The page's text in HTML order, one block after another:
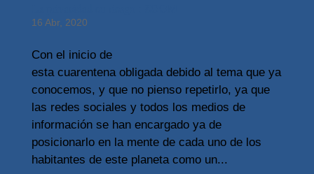
16 Abr, 2020
Con el inicio de
esta cuarentena obligada debido al tema que ya
conocemos, y que no pienso repetirlo, ya que
las redes sociales y todos los medios de
información se han encargado ya de
posicionarlo en la mente de cada uno de los
habitantes de este planeta como un...